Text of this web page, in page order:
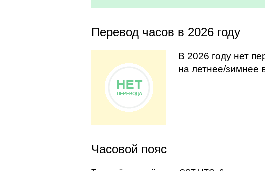
Перевод часов в 2026 году
В 2026 году нет
на летнее/зимнее
Часовой пояс